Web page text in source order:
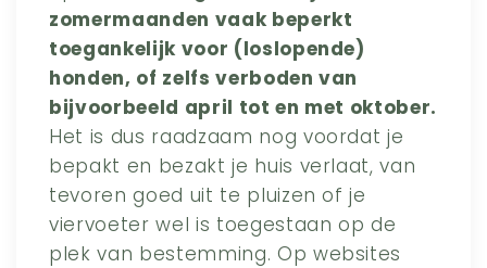
zomermaanden vaak beperkt
toegankelijk voor (loslopende)
honden, of zelfs verboden van
bijvoorbeeld april tot en met oktober.
Het is dus raadzaam nog voordat je
bepakt en bezakt je huis verlaat, van
tevoren goed uit te pluizen of je
viervoeter wel is toegestaan op de
plek van bestemming. Op websites